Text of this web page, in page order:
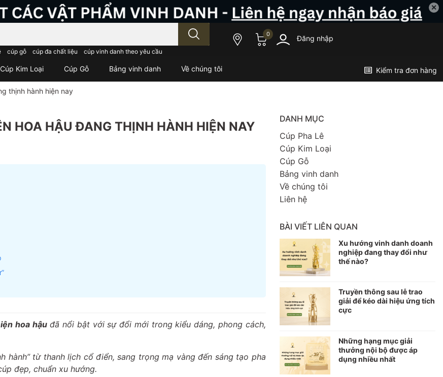
✕
cúp gỗ cúp đa chất liệu cúp vinh danh theo yêu cầu
0 Đăng nhập
Cúp Kim Loại Cúp Gỗ Bảng vinh danh Về chúng tôi Kiểm tra đơn hàng
thịnh hành hiện nay
HOA HẬU ĐANG THỊNH HÀNH HIỆN NAY
hoa hậuđã nổi bật với sự đổi mới trong kiểu dáng, phong cách,
hành” từ thanh lịch cổ điển, sang trọng mạ vàng đến sáng tạo pha
đẹp, chuẩn xu hướng.
DANH MỤC
Cúp Pha Lê
Cúp Kim Loại
Cúp Gỗ
Bảng vinh danh
Về chúng tôi
Liên hệ
BÀI VIẾT LIÊN QUAN
Xu hướng vinh danh doanh
nghiệp đang thay đổi như
thế nào?
Truyền thông sau lễ trao
giải để kéo dài hiệu ứng tích
cực
Những hạng mục giải
thưởng nội bộ được áp
dụng nhiều nhất